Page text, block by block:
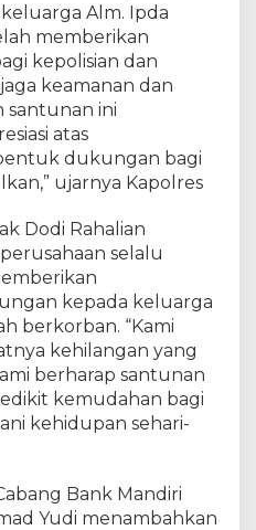
Alm. Ipda
memberikan
kepolisian dan
keamanan dan
santunan ini
atas
dukungan bagi
ujarnya Kapolres
Dodi Rahalian
selalu
kepada keluarga
berkorban. “Kami
kehilangan yang
berharap santunan
kemudahan bagi
kehidupan sehari-
Bank Mandiri
Yudi menambahkan